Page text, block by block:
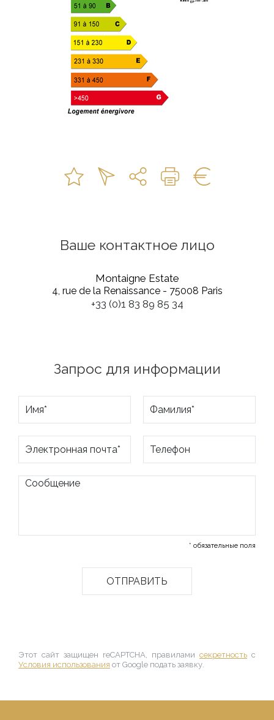
Ваше контактное лицо
Montaigne Estate
4, rue de la Renaissance - 75008 Paris
+33 (0)1 83 89 85 34
Запрос для информации
* обязательные поля
Этот сайт защищен reCAPTCHA, правилами секретность с
Условия использования от Google подать заявку.